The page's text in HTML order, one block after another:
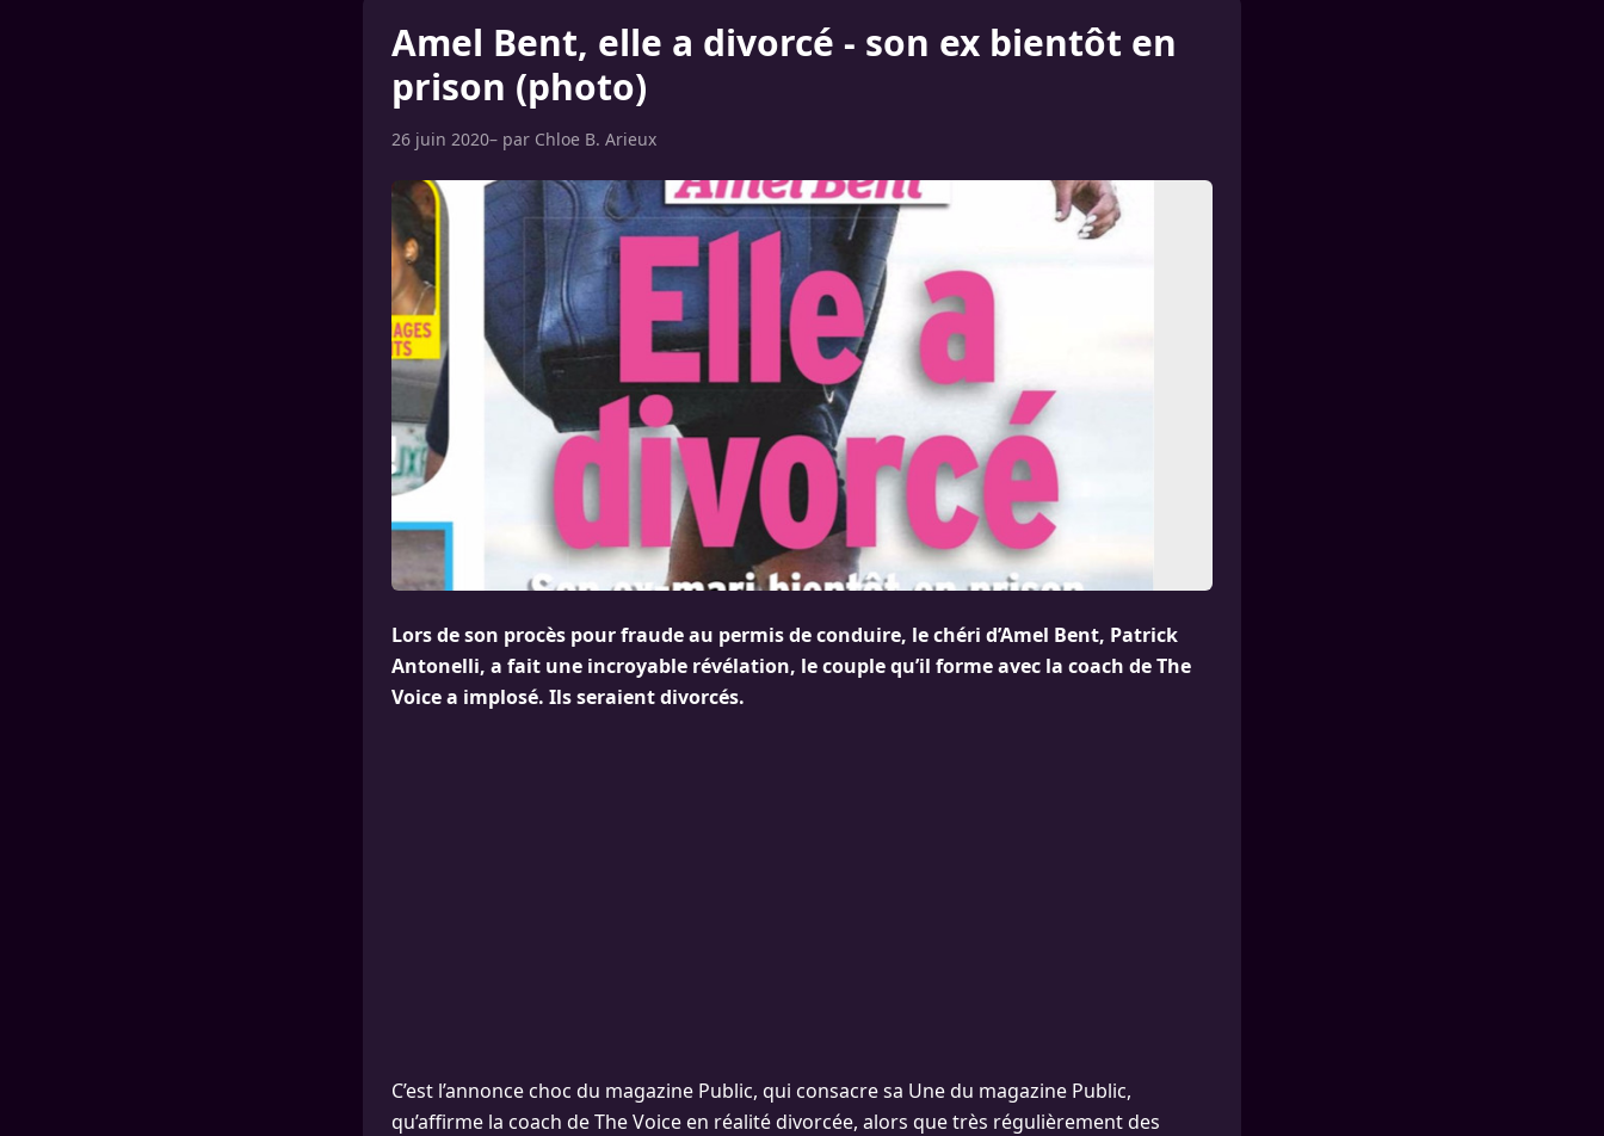
Amel Bent, elle a divorcé - son ex bientôt en
prison (photo)
26 juin 2020– par Chloe B. Arieux
Lors de son procès pour fraude au permis de conduire, le chéri d’Amel Bent, Patrick
Antonelli, a fait une incroyable révélation, le couple qu’il forme avec la coach de The
Voice a implosé. Ils seraient divorcés.
C’est l’annonce choc du magazine Public, qui consacre sa Une du magazine Public,
qu’affirme la coach de The Voice en réalité divorcée, alors que très régulièrement des